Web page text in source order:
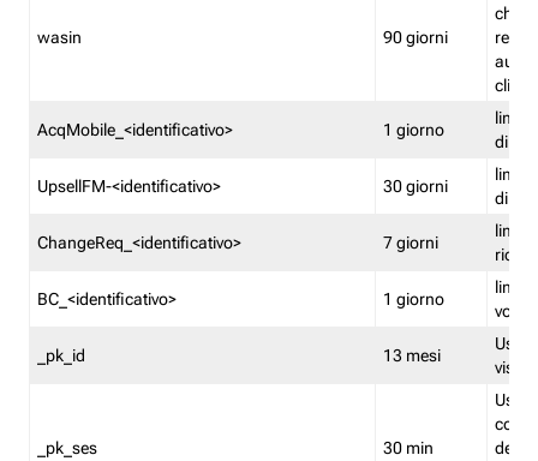
wasin 90 giorni
che
rete
clienti
AcqMobile_<identificativo> 1 giorno
limita
di
UpsellFM-<identificativo> 30 giorni
limita
di
ChangeReq_<identificativo> 7 giorni
limita
BC_<identificativo> 1 giorno
limita
_pk_id 13 mesi
_pk_ses 30 min